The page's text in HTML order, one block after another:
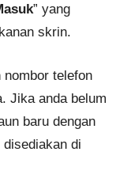
” yang
skrin.
telefon
Jika anda belum
baru dengan
di